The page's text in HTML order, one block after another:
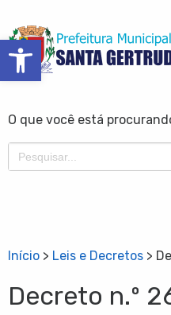
Barra de Ferramentas Aberta
O que você está
Search
for:
Início > Leis e Decretos >
Decreto n.º